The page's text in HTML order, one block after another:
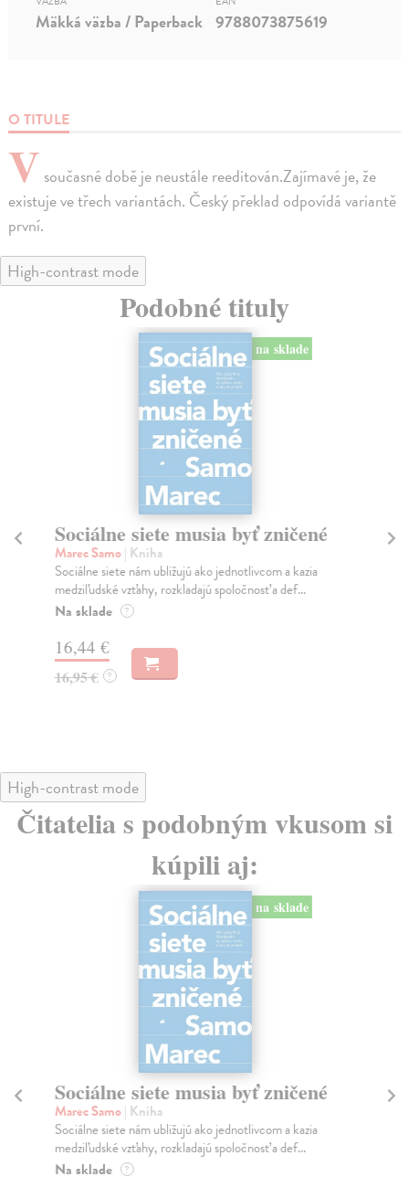
O TITULE
V současné době je neustále reeditován.Zajímavé je, že
existuje ve třech variantách. Český překlad odpovídá variantě
první.
Mäkká väzba / Paperback 9788073875619
High-contrast mode
Podobné tituly
na sklade
Sociálne siete musia byť zničené
Marec Samo| Kniha
Sociálne siete nám ubližujú ako jednotlivcom a kazia
medziľudské vzťahy, rozkladajú spoločnosť a def...
Na sklade ?
16,44 €
16,95 € ?
High-contrast mode
Čitatelia s podobným vkusom si
kúpili aj:
na sklade
Sociálne siete musia byť zničené
Marec Samo| Kniha
Sociálne siete nám ubližujú ako jednotlivcom a kazia
medziľudské vzťahy, rozkladajú spoločnosť a def...
Na sklade ?